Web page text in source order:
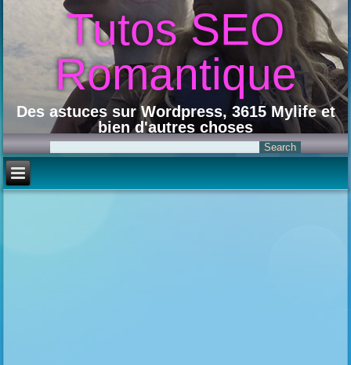
Tutos SEO
Romantique
Des astuces sur Wordpress, 3615 Mylife et
bien d'autres choses